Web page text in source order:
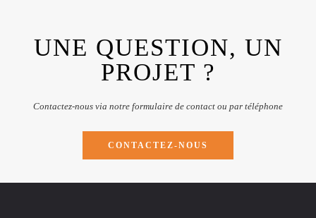
UNE QUESTION, UN
PROJET ?
Contactez-nous via notre formulaire de contact ou par téléphone
CONTACTEZ-NOUS